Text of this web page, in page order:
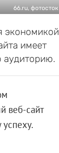
66.ru, фотосток
экономикой
имеет
аудиторию.
веб-сайт